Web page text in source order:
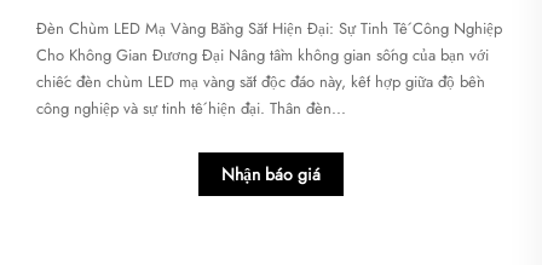
Đèn Chùm LED Mạ Vàng Bằng Sắt Hiện Đại: Sự Tinh Tế Công Nghiệp
Cho Không Gian Đương Đại Nâng tầm không gian sống của bạn với
chiếc đèn chùm LED mạ vàng sắt độc đáo này, kết hợp giữa độ bền
công nghiệp và sự tinh tế hiện đại. Thân đèn...
Nhận báo giá